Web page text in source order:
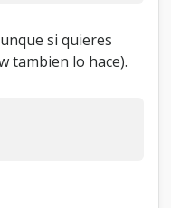
si quieres
tambien lo hace).